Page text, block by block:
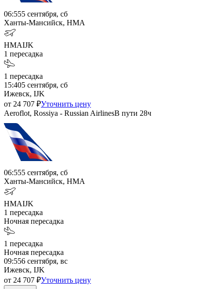
06:555 сентября, сб
Ханты-Мансийск, HMA
HMAIJK
1 пересадка
1 пересадка
15:405 сентября, сб
Ижевск, IJK
от 24 707 ₽Уточнить цену
Aeroflot, Rossiya - Russian AirlinesВ пути 28ч
06:555 сентября, сб
Ханты-Мансийск, HMA
HMAIJK
1 пересадка
Ночная пересадка
1 пересадка
Ночная пересадка
09:556 сентября, вс
Ижевск, IJK
от 24 707 ₽Уточнить цену